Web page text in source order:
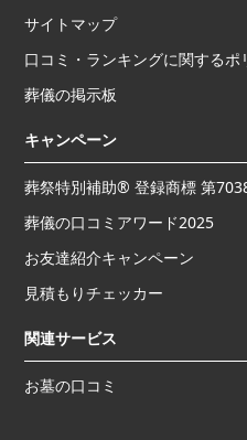
サイトマップ
口コミ・ランキングに関するポ
葬儀の掲示板
キャンペーン
葬祭特別補助® 登録商標 第
葬儀の口コミアワード2025
お友達紹介キャンペーン
見積もりチェッカー
関連サービス
お墓の口コミ